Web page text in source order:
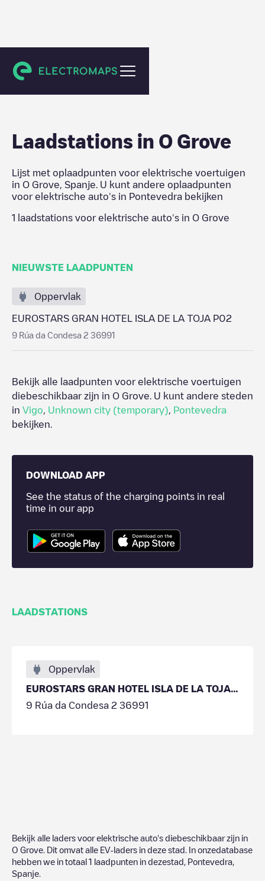
Pontevedra
Laadstations in O Grove
Lijst met oplaadpunten voor elektrische voertuigen
in O Grove Spanje . U kunt andere oplaadpunten
voor elektrische auto's in Pontevedra bekijken
1 laadstations voor elektrische auto's in O Grove
NIEUWSTE LAADPUNTEN
Oppervlak
EUROSTARS GRAN HOTEL ISLA DE LA TOJA P02
9 Rúa da Condesa 2 36991
Bekijk alle laadpunten voor elektrische voertuigen
diebeschikbaar zijn in O Grove . U kunt andere steden
in Vigo Unknown city (temporary)
Pontevedra
bekijken.
DOWNLOAD APP
See the status of the charging points in real
time in our app
LAADSTATIONS
Oppervlak
EUROSTARS GRAN HOTEL ISLA DE LA TOJA P02
9 Rúa da Condesa 2 36991
Bekijk alle laders voor elektrische auto's diebeschikbaar zijn in
O Grove . Dit omvat alle EV-laders in deze stad. In onzedatabase
hebben we in totaal 1 laadpunten in dezestad, Pontevedra
Spanje